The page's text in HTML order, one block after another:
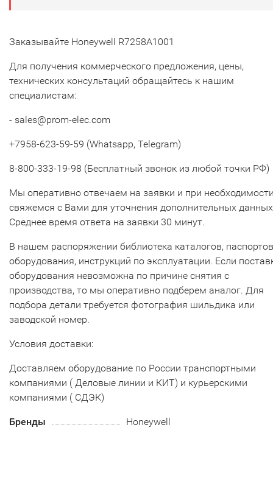
Заказывайте Honeywell R7258A1001
Для получения коммерческого предложения, цены,
технических консультаций обращайтесь к нашим
специалистам:
- sales@prom-elec.com
+7958-623-59-59 (Whatsapp, Telegram)
8-800-333-19-98 (Бесплатный звонок из любой точки РФ)
Мы оперативно отвечаем на заявки и при
свяжемся с Вами для уточнения дополнительных
Среднее время ответа на заявки 30 минут.
В нашем распоряжении библиотека каталогов, паспортов
оборудования, инструкций по эксплуатации. Если
оборудования невозможна по причине снятия с
производства, то мы оперативно подберем аналог. Для
подбора детали требуется фотография шильдика или
заводской номер.
Условия доставки:
Доставляем оборудование по России транспортными
компаниями ( Деловые линии и КИТ) и курьерскими
компаниями ( СДЭК)
Бренды Honeywell